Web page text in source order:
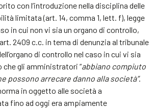
con l’introduzione nella disciplina delle
limitata (art. 14, comma 1, lett. f), legge
in cui non vi sia un organo di controllo,
2409 c.c. in tema di denunzia al tribunale
di controllo nel caso in cui vi sia
gli amministratori “abbiano compiuto
possono arrecare danno alla società”.
in oggetto alle società a
fino ad oggi era ampiamente